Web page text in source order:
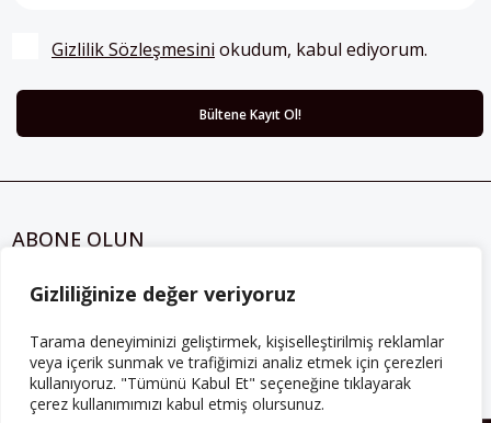
Gizliliğinize değer veriyoruz
Tarama deneyiminizi geliştirmek, kişiselleştirilmiş reklamlar
veya içerik sunmak ve trafiğimizi analiz etmek için çerezleri
kullanıyoruz. "Tümünü Kabul Et" seçeneğine tıklayarak
çerez kullanımımızı kabul etmiş olursunuz.
Gizlilik Sözleşmesini okudum, kabul ediyorum.
ABONE OLUN
abone olabilirsiniz!
Abonelik